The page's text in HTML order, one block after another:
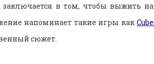
заключается в том, чтобы выжить
напоминает такие игры как
сюжет.